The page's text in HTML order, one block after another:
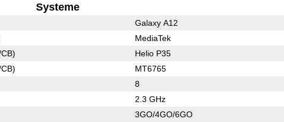
Systeme
Galaxy A12
MediaTek
Helio P35
MT6765
8
2.3 GHz
3GO/4GO/6GO